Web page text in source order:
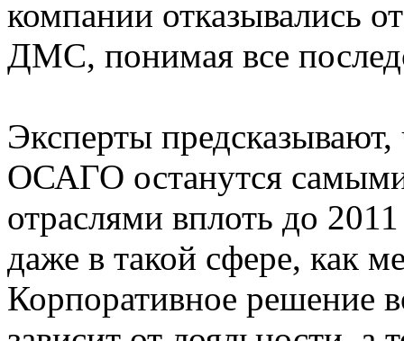
компании отказывались
ДМС, понимая все
Эксперты
ОСАГО останутся
отраслями вплоть до
даже в такой сфере, как
Корпоративное решение